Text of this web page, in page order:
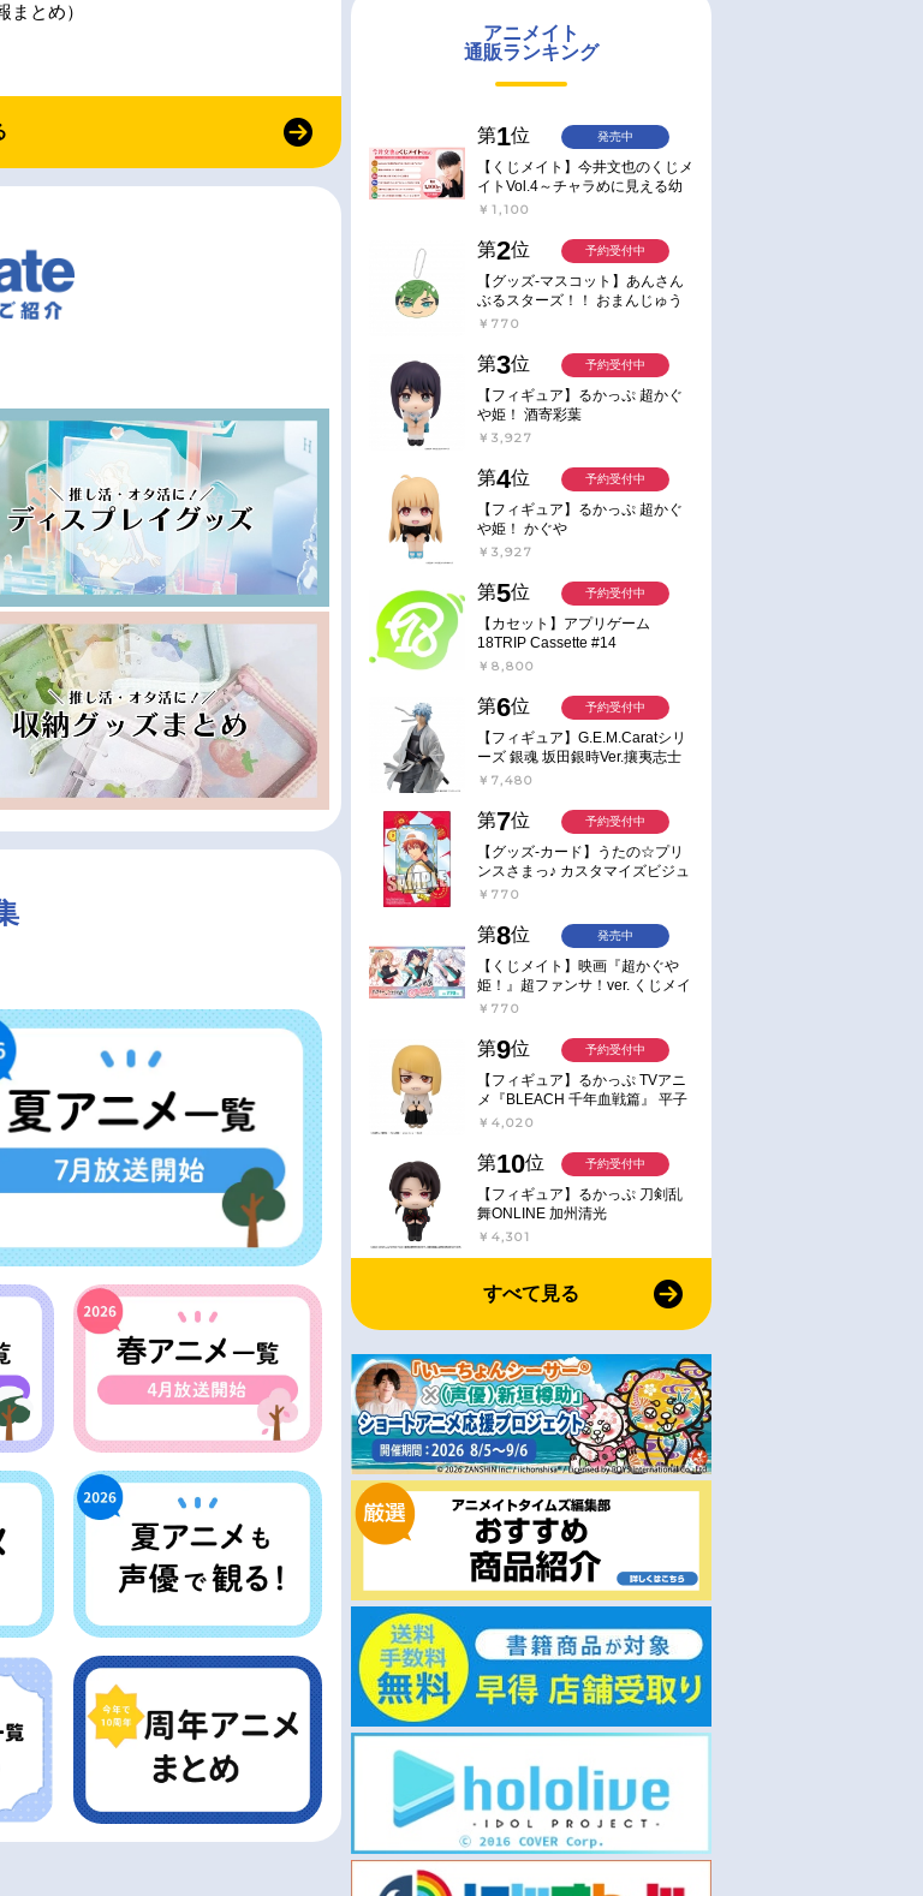
とめ）
アニメイト
通販ランキング
第1位
【くじメイト】今井文也のくじメ
イトVol.4～チャラめに見える幼
馴染、実は一途で独占欲が強いん
￥1,100
発売中
第2位
【グッズ-マスコット】あんさん
ぶるスターズ！！ おまんじゅう
にぎにぎマスコット ねくすと2
￥770
予約受付中
第3位
【フィギュア】るかっぷ 超かぐ
や姫！ 酒寄彩葉
￥3,927
予約受付中
第4位
【フィギュア】るかっぷ 超かぐ
や姫！ かぐや
￥3,927
予約受付中
第5位
【カセット】アプリゲーム
18TRIP Cassette #14
￥8,800
予約受付中
第6位
【フィギュア】G.E.M.Caratシリ
ーズ 銀魂 坂田銀時Ver.攘夷志士
完成品フィギュア
￥7,480
予約受付中
第7位
【グッズ-カード】うたの☆プリ
ンスさまっ♪ カスタマイズビジュ
アルカードコレクション Best
￥770
予約受付中
第8位
【くじメイト】映画『超かぐや
姫！』超ファンサ！ver. くじメイ
ト
￥770
発売中
第9位
【フィギュア】るかっぷ TVアニ
メ『BLEACH 千年血戦篇』 平子
真子
￥4,020
予約受付中
第10位
【フィギュア】るかっぷ 刀剣乱
舞ONLINE 加州清光
￥4,301
予約受付中
すべて見る